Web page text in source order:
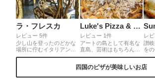
ラ・フレスカ
レビュー 5件
少し山を登ったのどかな
場所に佇むイタリアンレ
ストラン。店内はドライ
Luke's Pizza & Grill
レビュー 1件
アートの島として有名な
直島、芸術はもちろん、
食も楽しめます。様々な
を食べたくなったらこ
レ
讃
を
ゾ
ノ
四国のピザが美味しいお店